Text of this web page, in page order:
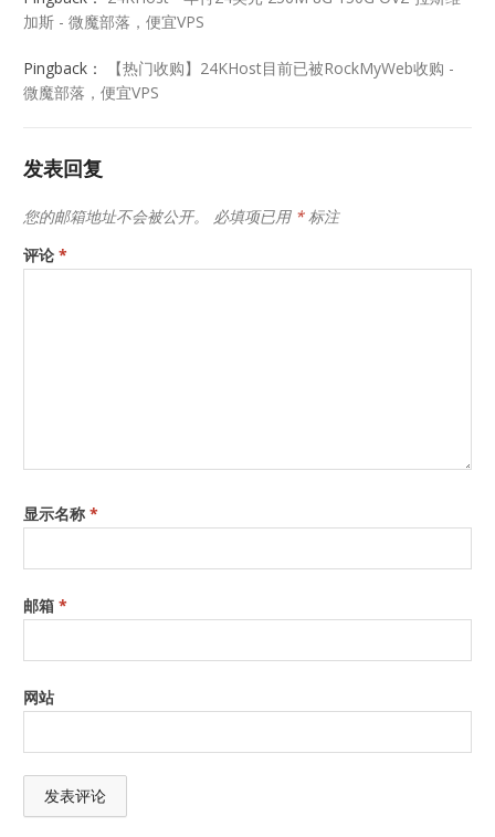
加斯 - 微魔部落，便宜VPS
Pingback：
【热门收购】24KHost目前已被RockMyWeb收购 -
微魔部落，便宜VPS
发表回复
您的邮箱地址不会被公开。 必填项已用 *标注
评论*
显示名称*
邮箱*
网站